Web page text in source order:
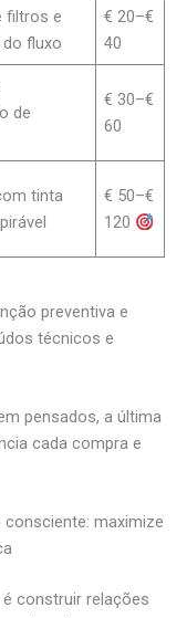
filtros e
fluxo
€ 20–€
40
de
€ 30–€
60
tinta
€ 50–€
120
preventiva e
técnicos e
pensados, a última
cada compra e
maximize
construir relações